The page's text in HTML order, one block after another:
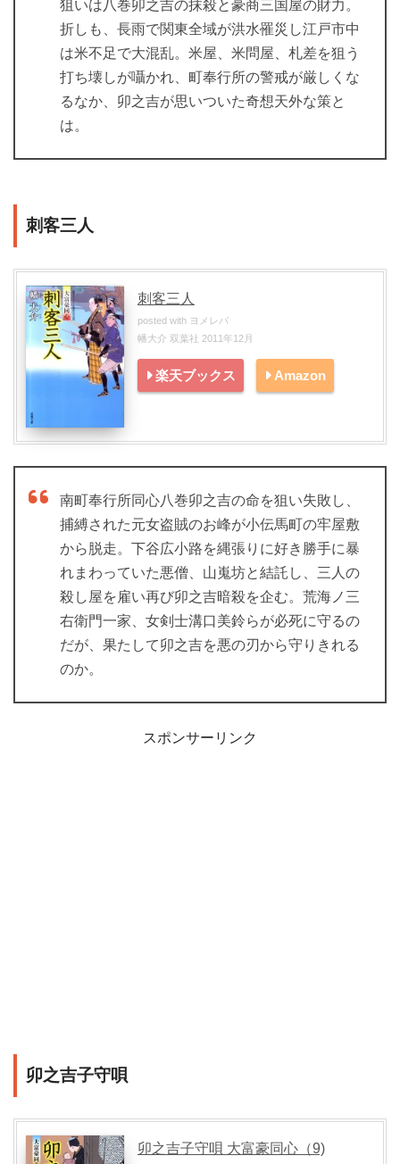
狙いは八巻卯之吉の抹殺と豪商三国屋の財力。
折しも、長雨で関東全域が洪水罹災し江戸市中
は米不足で大混乱。米屋、米問屋、札差を狙う
打ち壊しが囁かれ、町奉行所の警戒が厳しくな
るなか、卯之吉が思いついた奇想天外な策と
は。
刺客三人
刺客三人
posted with ヨメレバ
幡大介 双葉社 2011年12月
楽天ブックス Amazon
南町奉行所同心八巻卯之吉の命を狙い失敗し、
捕縛された元女盗賊のお峰が小伝馬町の牢屋敷
から脱走。下谷広小路を縄張りに好き勝手に暴
れまわっていた悪僧、山嵬坊と結託し、三人の
殺し屋を雇い再び卯之吉暗殺を企む。荒海ノ三
右衛門一家、女剣士溝口美鈴らが必死に守るの
だが、果たして卯之吉を悪の刃から守りきれる
のか。
スポンサーリンク
卯之吉子守唄
卯之吉子守唄 大富豪同心（9)